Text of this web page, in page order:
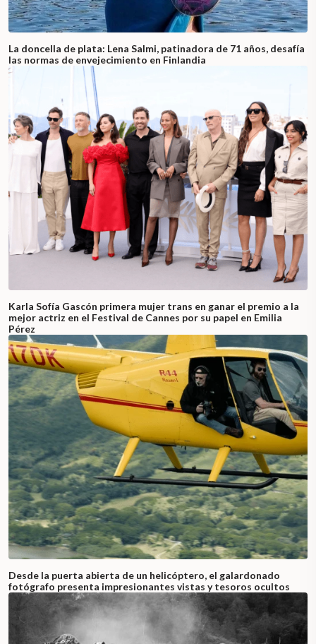
La doncella de plata: Lena Salmi, patinadora de 71 años, desafía
las normas de envejecimiento en Finlandia
Karla Sofía Gascón primera mujer trans en ganar el premio a la
mejor actriz en el Festival de Cannes por su papel en Emilia
Pérez
Desde la puerta abierta de un helicóptero, el galardonado
fotógrafo presenta impresionantes vistas y tesoros ocultos